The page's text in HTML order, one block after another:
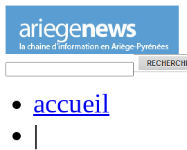
accueil
|